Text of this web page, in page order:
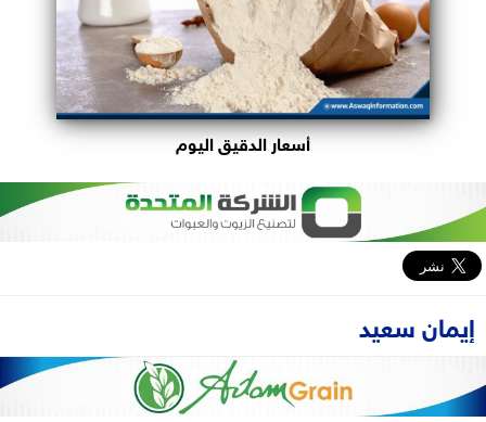
أسعار الدقيق اليوم
إيمان سعيد